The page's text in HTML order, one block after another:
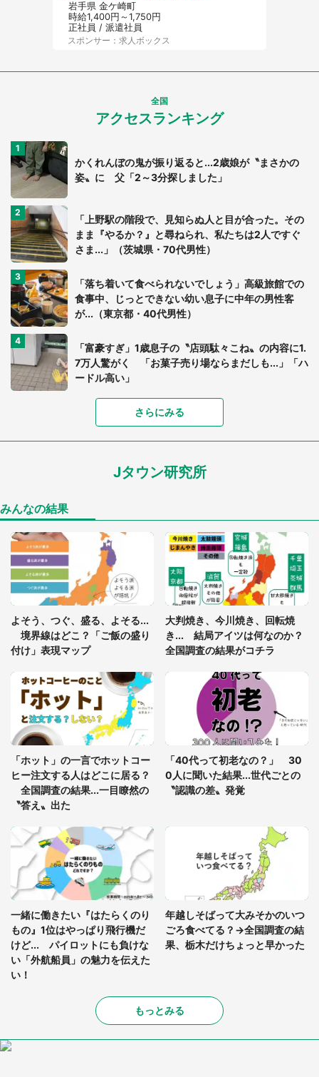
岩手県 金ケ崎町
時給1,400円～1,750円
正社員 / 派遣社員
スポンサー：求人ボックス
全国
アクセスランキング
かくれんぼの鬼が振り返ると...2歳娘が〝まさかの
姿〟に 父「2～3分探しました」
「上野駅の階段で、見知らぬ人と目が合った。その
まま『やるか？』と尋ねられ、私たちは2人ですぐ
さま...」（茨城県・70代男性）
「落ち着いて食べられないでしょう」高級旅館での
食事中、じっとできない幼い息子に中年の男性客
が...（東京都・40代男性）
「富豪すぎ」1歳息子の〝店頭駄々こね〟の内容に1.
7万人驚がく 「お菓子売り場ならまだしも...」「ハ
ードル高い」
あまりにも四角すぎる猫、激写される 「これもう
家に〝デカい蛾〟が居座り続けて3日間...ビビり続
「○○がない街に住んでいます」住人の呟きに30万
人驚がく 何が存在しないか、あなたはわかる？
「閉所恐怖症の私は新幹線で大パニック。隣席の青
年に『手を繋いで』とお願いしたら...」 体験談に
8万人感動
知らぬおじいさんがわざわざ声をかけてきて（兵庫
県・30代女性）
「ゾワゾワする」「本当に気持ち悪い」 道端でバ
グっちゃってた〝野生の野菜〟に6.5万人戦慄
さらにみる
Jタウン研究所
みんなの結果
よそう、つぐ、盛る、よそる...
境界線はどこ？「ご飯の盛り
付け」表現マップ
大判焼き、今川焼き、回転焼
き... 結局アイツは何なのか？
全国調査の結果がコチラ
「ホット」の一言でホットコー
ヒー注文する人はどこに居る？
全国調査の結果...一目瞭然の
〝答え〟出た
「40代って初老なの？」 30
0人に聞いた結果...世代ごとの
〝認識の差〟発覚
一緒に働きたい『はたらくのり
もの』1位はやっぱり飛行機だ
けど... パイロットにも負けな
い「外航船員」の魅力を伝えた
い！
年越しそばって大みそかのいつ
ごろ食べてる？→全国調査の結
果、栃木だけちょっと早かった
もっとみる